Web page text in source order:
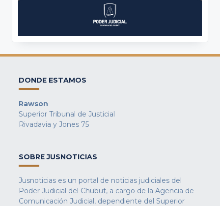
DONDE ESTAMOS
Rawson
Superior Tribunal de Justicial
Rivadavia y Jones 75
SOBRE JUSNOTICIAS
Jusnoticias es un portal de noticias judiciales del
Poder Judicial del Chubut, a cargo de la Agencia de
Comunicación Judicial, dependiente del Superior